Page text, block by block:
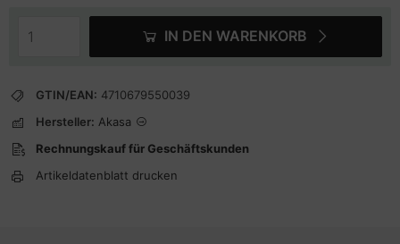
IN DEN WARENKORB
GTIN/EAN: 4710679550039
Hersteller: Akasa
Rechnungskauf für Geschäftskunden
Artikeldatenblatt drucken